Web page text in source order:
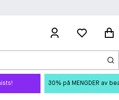
30% på MENGDER av